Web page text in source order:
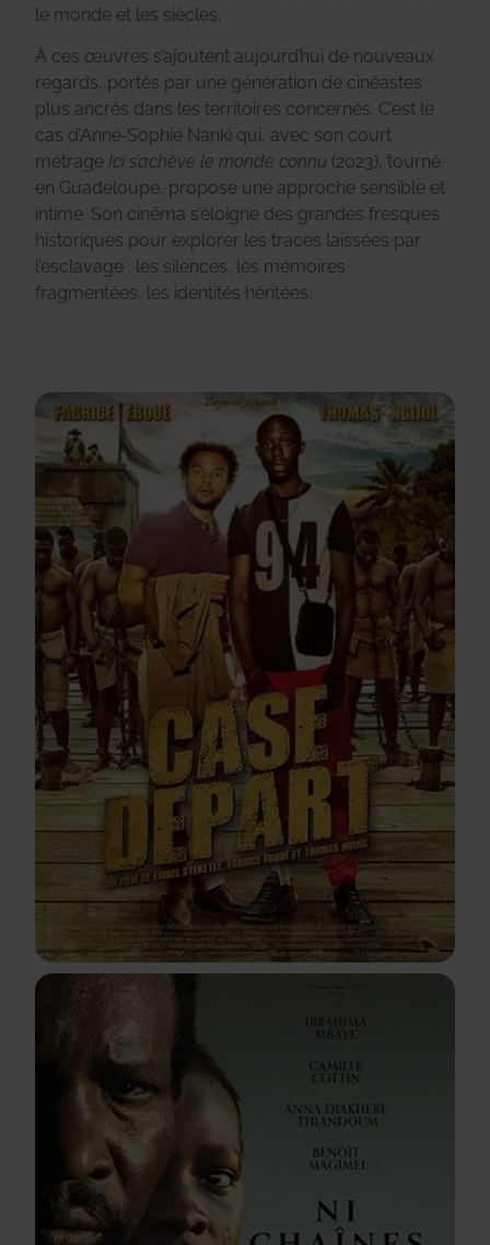
le monde et les siècles.
À ces œuvres s’ajoutent aujourd’hui de nouveaux
regards, portés par une génération de cinéastes
plus ancrés dans les territoires concernés. C’est le
cas d’Anne‑Sophie Nanki qui, avec son court
métrage Ici s’achève le monde connu (2023), tourné
en Guadeloupe, propose une approche sensible et
intime. Son cinéma s’éloigne des grandes fresques
historiques pour explorer les traces laissées par
l’esclavage : les silences, les mémoires
fragmentées, les identités héritées.